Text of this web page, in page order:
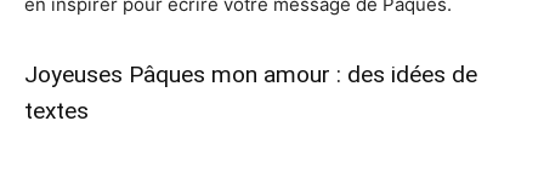
en inspirer pour écrire votre message de Pâques.
Joyeuses Pâques mon amour : des idées de
textes